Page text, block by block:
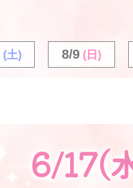
(土) 8/9 (日)
6/17(